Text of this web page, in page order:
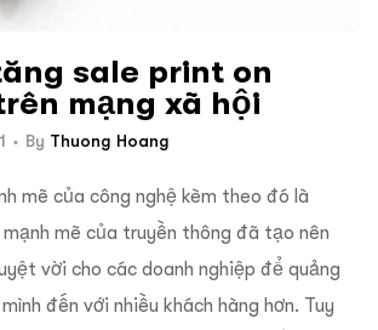
sale print on
mạng xã hội
By Thuong Hoang
mẽ của công nghệ kèm theo đó là
mẽ của truyền thông đã tạo nên
vời cho các doanh nghiệp để quảng
đến với nhiều khách hàng hơn. Tuy